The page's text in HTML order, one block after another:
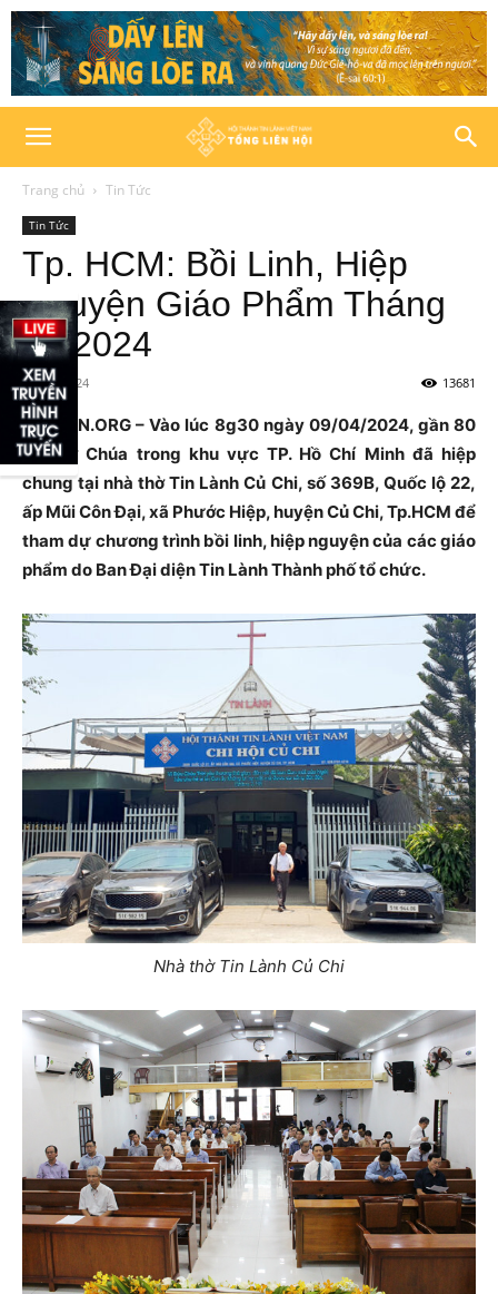
Trang chủ Tin Tức
Tin Tức
Tp. HCM: Bồi Linh, Hiệp
Nguyện Giáo Phẩm Tháng
04/2024
10/04/2024 13681
HTTLVN.ORG – Vào lúc 8g30 ngày 09/04/2024, gần 80
đầy tớ Chúa trong khu vực TP. Hồ Chí Minh đã hiệp
chung tại nhà thờ Tin Lành Củ Chi, số 369B, Quốc lộ 22,
ấp Mũi Côn Đại, xã Phước Hiệp, huyện Củ Chi, Tp.HCM để
tham dự chương trình bồi linh, hiệp nguyện của các giáo
phẩm do Ban Đại diện Tin Lành Thành phố tổ chức.
Nhà thờ Tin Lành Củ Chi